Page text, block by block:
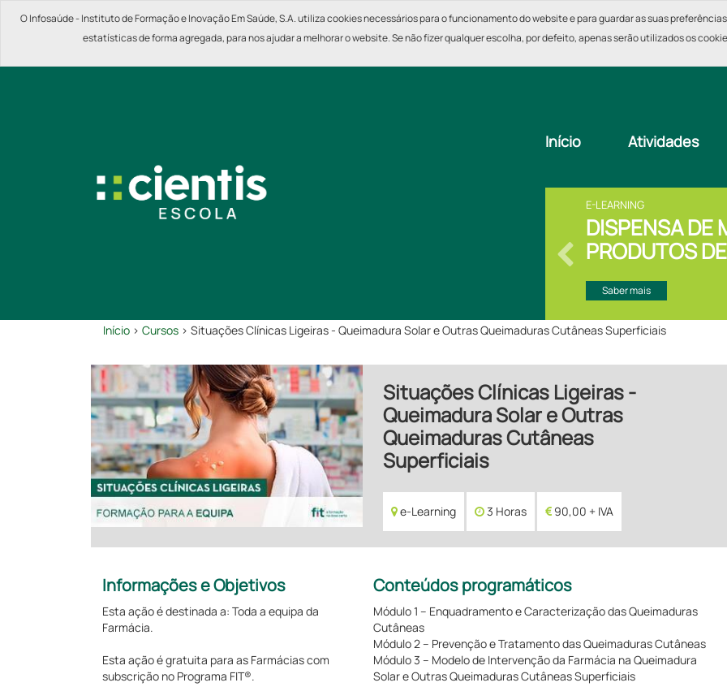
O Infosaúde - Instituto de Formação e Inovação Em Saúde, S.A. utiliza cookies necessários para o funcionamento do website e para guardar as suas
estatísticas de forma agregada, para nos ajudar a melhorar o website. Se não fizer qualquer escolha, por defeito, apenas serão utilizados os
Início Atividades
E-LEARNING
DISPENSA DE
PRODUTOS
PROXIMIDADE
Saber mais
Início > Cursos > Situações Clínicas Ligeiras - Queimadura Solar e Outras Queimaduras Cutâneas Superficiais
Situações Clínicas Ligeiras -
Queimadura Solar e Outras
Queimaduras Cutâneas
Superficiais
e-Learning 3 Horas 90,00 + IVA
Informações e Objetivos
Esta ação é destinada a: Toda a equipa da
Farmácia.
Esta ação é gratuita para as Farmácias com
subscrição no Programa FIT®.
Conteúdos programáticos
Módulo 1 – Enquadramento e Caracterização das Queimaduras
Cutâneas
Módulo 2 – Prevenção e Tratamento das Queimaduras Cutâneas
Módulo 3 – Modelo de Intervenção da Farmácia na Queimadura
Solar e Outras Queimaduras Cutâneas Superficiais